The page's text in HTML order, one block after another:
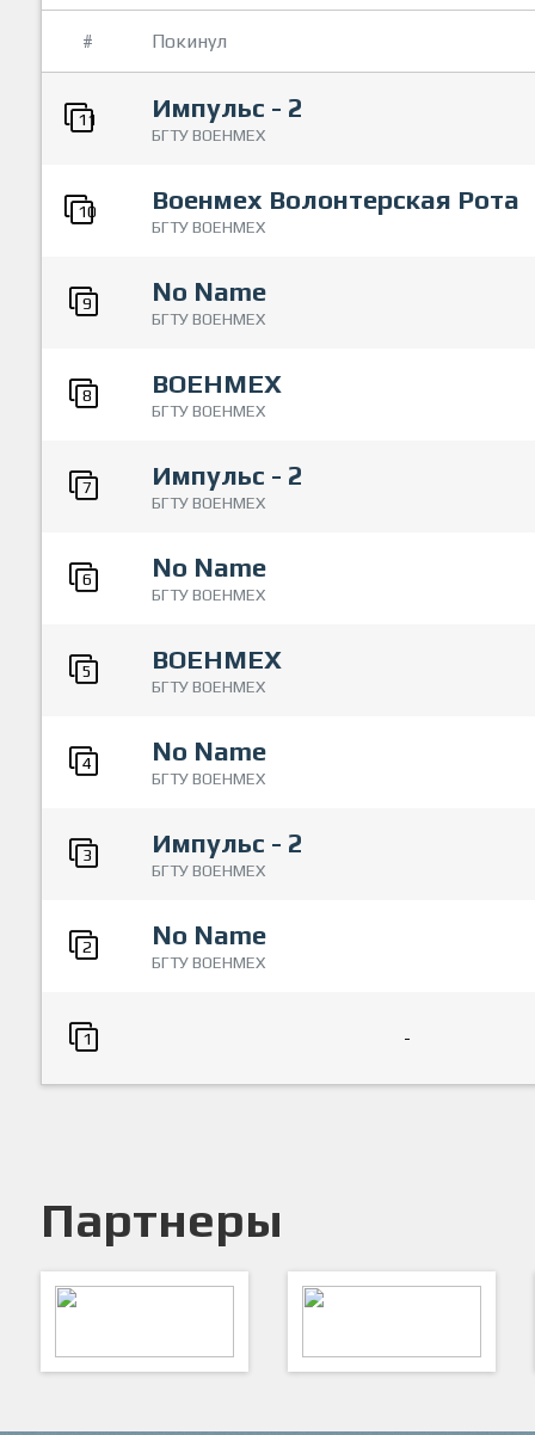
# Покинул
11 Импульс - 2
БГТУ ВОЕНМЕХ
10 Военмех Волонтерская Рота
БГТУ ВОЕНМЕХ
9 No Name
БГТУ ВОЕНМЕХ
8 ВОЕНМЕХ
БГТУ ВОЕНМЕХ
7 Импульс - 2
БГТУ ВОЕНМЕХ
6 No Name
БГТУ ВОЕНМЕХ
5 ВОЕНМЕХ
БГТУ ВОЕНМЕХ
4 No Name
БГТУ ВОЕНМЕХ
3 Импульс - 2
БГТУ ВОЕНМЕХ
2 No Name
БГТУ ВОЕНМЕХ
1 -
Партнеры